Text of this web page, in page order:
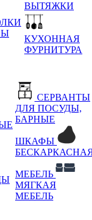
ВЫТЯЖКИ
КУХОННАЯ
ФУРНИТУРА
СЕРВАНТЫ
ДЛЯ ПОСУДЫ,
БАРНЫЕ
ШКАФЫ
МЕБЕЛЬ
МЯГКАЯ
МЕБЕЛЬ